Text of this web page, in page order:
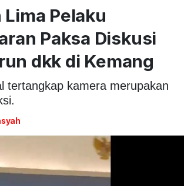
Lima Pelaku
Paksa Diskusi
dkk di Kemang
tertangkap kamera merupakan